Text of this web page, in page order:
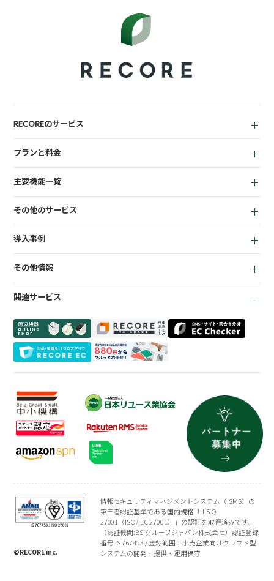
RECOREのサービス
アパレル向け
プランと料金
主要機能一覧
EC機能
KPI管理機能
会計機能
その他のサービス
質機能
ささげ代行サービス
導入事例
商材専門店
買取専門店
トレーディングカード
その他情報
よくある質問
会社概要
プライバシーポリシー
関連サービス
情報セキュリティマネジメントシステム（ISMS）の
第三者認証基準である国内規格「JIS Q
27001（ISO/IEC 27001）」の認証を取得済みです。
（認証機関:BSIグループジャパン株式会社）認証登録
番号:IS 767453 / 登録範囲：小売企業向けクラウド型
システムの開発・提供・運用保守
©RECORE inc.